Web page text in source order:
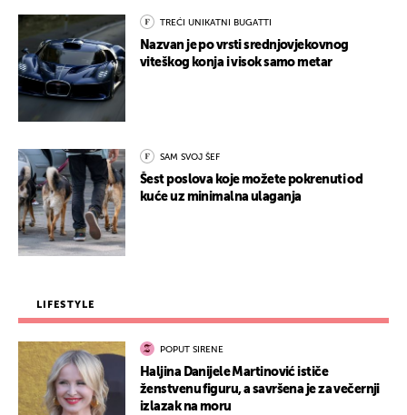
TREĆI UNIKATNI BUGATTI
Nazvan je po vrsti srednjovjekovnog
viteškog konja i visok samo metar
SAM SVOJ ŠEF
Šest poslova koje možete pokrenuti od
kuće uz minimalna ulaganja
LIFESTYLE
POPUT SIRENE
Haljina Danijele Martinović ističe
ženstvenu figuru, a savršena je za večernji
izlazak na moru